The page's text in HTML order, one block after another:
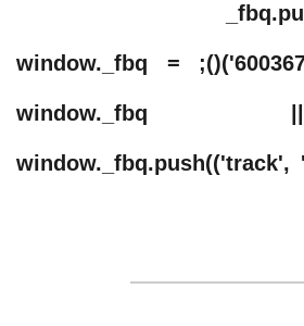
'600367750058286')); })(); window._fbq =
window._fbq.push(('track',